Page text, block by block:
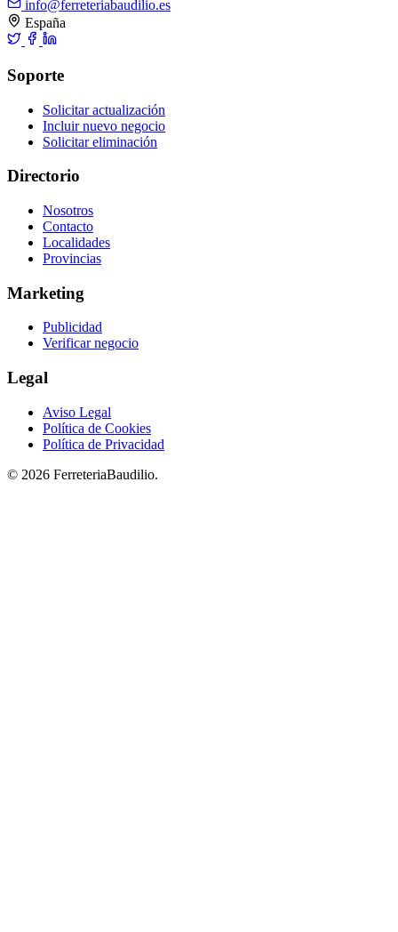
info@ferreteriabaudilio.es
España
Soporte
Solicitar actualización
Incluir nuevo negocio
Solicitar eliminación
Directorio
Nosotros
Contacto
Localidades
Provincias
Marketing
Publicidad
Verificar negocio
Legal
Aviso Legal
Política de Cookies
Política de Privacidad
© 2026 FerreteriaBaudilio.